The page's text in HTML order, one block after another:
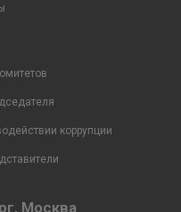
коррупции
Москва